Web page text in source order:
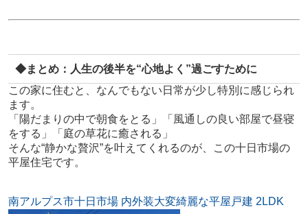
◆まとめ：人生の後半を“心地よく”過ごすために
この家に住むと、なんでもない日常が少し特別に感じられ
ます。
「陽だまりの中で朝食をとる」「風通しの良い部屋で昼寝
をする」「庭の草花に癒される」
そんな“静かな贅沢”を叶えてくれるのが、この十日市場の
平屋住宅です。
南アルプス市十日市場 内外装大変綺麗な平屋戸建 2LDK